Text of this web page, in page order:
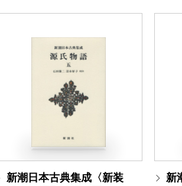
新潮日本古典集成〈新装
新